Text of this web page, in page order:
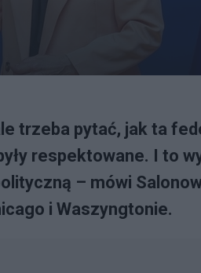
trzeba pytać, jak ta
respektowane. I to
– mówi
i Waszyngtonie.